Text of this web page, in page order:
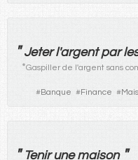
" Jeterl'argent par
*Gaspiller de l'argent sans
#Banque #Finance #
" Tenir unemaison "